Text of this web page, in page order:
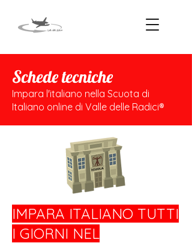
Schede tecniche
Impara l'italiano nella Scuota di
Italiano online di Valle delle Radici®
IMPARA ITALIANO TUTTI
I GIORNI NEL